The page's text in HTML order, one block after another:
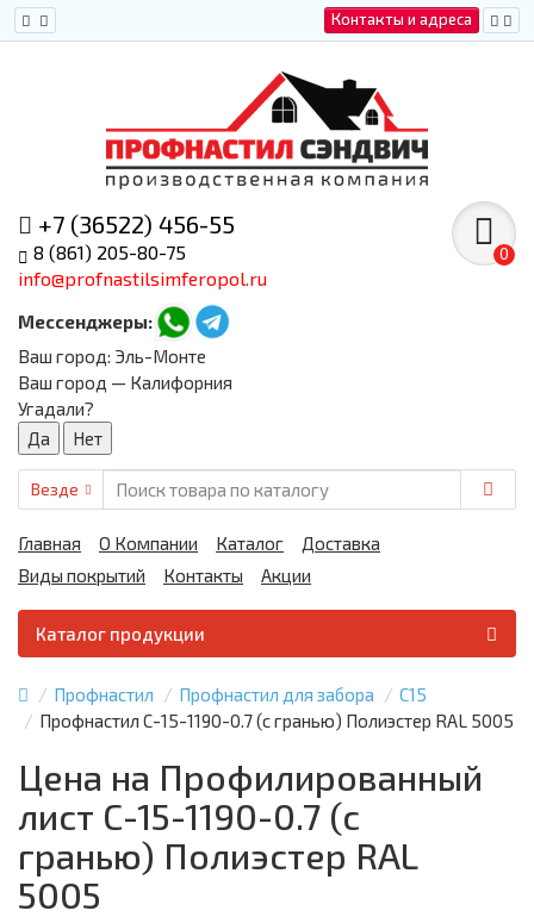
Контакты и адреса
+7 (36522) 456-55
8 (861) 205-80-75
info@profnastilsimferopol.ru
Мессенджеры:
0
Ваш город: Эль-Монте
Ваш город — Калифорния
Угадали?
Везде
Главная О Компании Каталог
Доставка
Виды покрытий
Контакты Акции
Каталог продукции
Профнастил Профнастил для забора
С15
Профнастил С-15-1190-0.7 (с гранью) Полиэстер RAL 5005
Цена на Профилированный
лист С-15-1190-0.7 (с
гранью) Полиэстер RAL
5005